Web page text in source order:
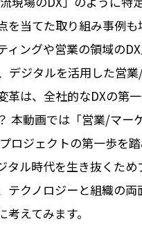
を当てた取り組み事例も
ィングや営業の領域の
デジタルを活用した営
革は、全社的なDXの第
本動画では「営業/マー
ロジェクトの第一歩を踏
タル時代を生き抜くため
テクノロジーと組織の両
えてみます。